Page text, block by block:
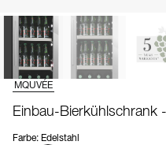
MQUVÉE
Einbau-Bierkühlschrank
Farbe: Edelstahl